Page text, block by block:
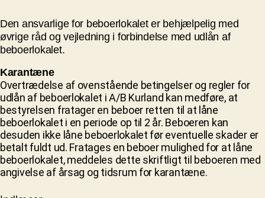
Den ansvarlige for beboerlokalet er behjælpelig med
øvrige råd og vejledning i forbindelse med udlån af
beboerlokalet.
Karantæne
Overtrædelse af ovenstående betingelser og regler for
udlån af beboerlokalet i A/B Kurland kan medføre, at
bestyrelsen fratager en beboer retten til at låne
beboerlokalet i en periode op til 2 år. Beboeren kan
desuden ikke låne beboerlokalet før eventuelle skader er
betalt fuldt ud. Fratages en beboer mulighed for at låne
beboerlokalet, meddeles dette skriftligt til beboeren med
angivelse af årsag og tidsrum for karantæne.